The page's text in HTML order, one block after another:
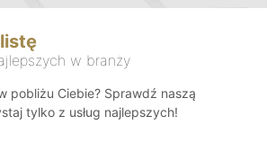
w branży
pobliżu Ciebie? Sprawdź naszą
tylko z usług najlepszych!